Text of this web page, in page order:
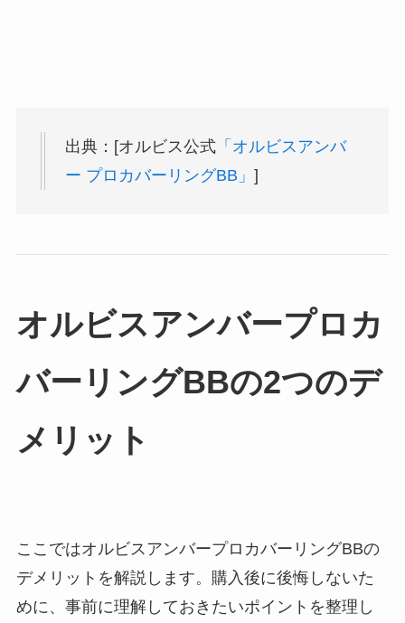
出典：[オルビス公式「オルビスアンバ
ー プロカバーリングBB」 ]
オルビスアンバープロカ
バーリングBBの2つのデ
メリット
ここではオルビスアンバープロカバーリングBBの
デメリットを解説します。購入後に後悔しないた
めに、事前に理解しておきたいポイントを整理し